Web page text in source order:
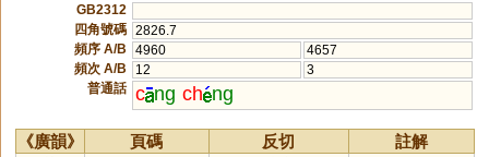
GB2312
四角號碼 2826.7
頻序 A/B
4960
4657
頻次 A/B
12
3
普通話 c ng ch ng
《廣韻》 頁碼 反切
註解